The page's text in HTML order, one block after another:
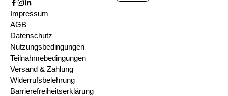
Impressum
AGB
Datenschutz
Nutzungsbedingungen
Teilnahmebedingungen
Versand & Zahlung
Widerrufsbelehrung
Barrierefreiheitserklärung